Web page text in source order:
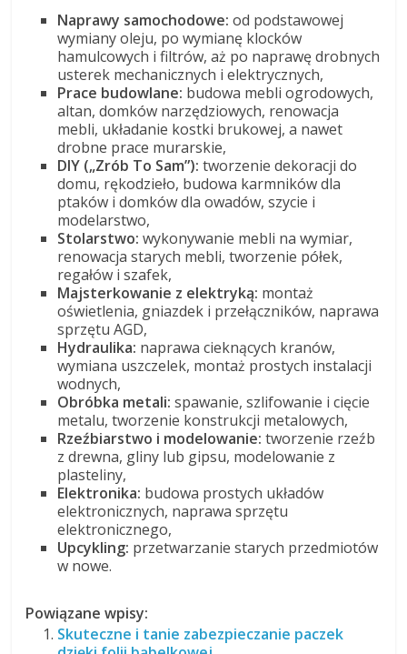
Naprawy samochodowe: od podstawowej
wymiany oleju, po wymianę klocków
hamulcowych i filtrów, aż po naprawę drobnych
usterek mechanicznych i elektrycznych,
Prace budowlane: budowa mebli ogrodowych,
altan, domków narzędziowych, renowacja
mebli, układanie kostki brukowej, a nawet
drobne prace murarskie,
DIY („Zrób To Sam”): tworzenie dekoracji do
domu, rękodzieło, budowa karmników dla
ptaków i domków dla owadów, szycie i
modelarstwo,
Stolarstwo: wykonywanie mebli na wymiar,
renowacja starych mebli, tworzenie półek,
regałów i szafek,
Majsterkowanie z elektryką: montaż
oświetlenia, gniazdek i przełączników, naprawa
sprzętu AGD,
Hydraulika: naprawa cieknących kranów,
wymiana uszczelek, montaż prostych instalacji
wodnych,
Obróbka metali: spawanie, szlifowanie i cięcie
metalu, tworzenie konstrukcji metalowych,
Rzeźbiarstwo i modelowanie: tworzenie rzeźb
z drewna, gliny lub gipsu, modelowanie z
plasteliny,
Elektronika: budowa prostych układów
elektronicznych, naprawa sprzętu
elektronicznego,
Upcykling: przetwarzanie starych przedmiotów
w nowe.
Powiązane wpisy:
Skuteczne i tanie zabezpieczanie paczek